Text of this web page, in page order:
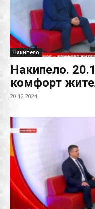
Накипело
Накипело.
комфорт
20.12.2024